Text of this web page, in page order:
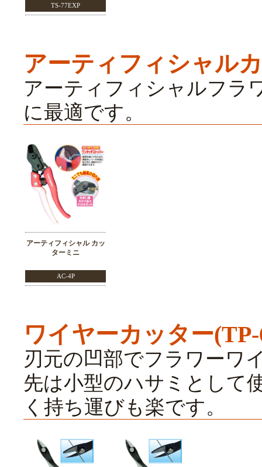
TS-77EXP
アーティフィシャル
アーティフィシャルフラ
に最適です。
アーティフィシャル カッ
ターミニ
AC-4P
ワイヤーカッター(TP-
刃元の凹部でフラワーワ
先は小型のハサミとして
く持ち運びも楽です。